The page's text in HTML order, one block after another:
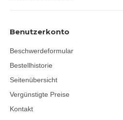
Benutzerkonto
Beschwerdeformular
Bestellhistorie
Seitenübersicht
Vergünstigte Preise
Kontakt